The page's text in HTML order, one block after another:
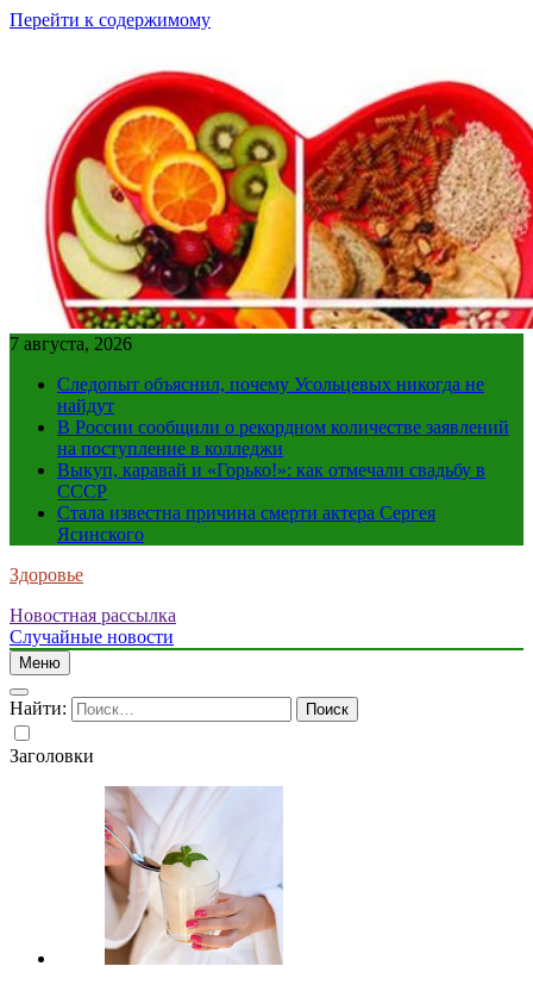
Перейти к содержимому
7 августа, 2026
Следопыт объяснил, почему Усольцевых никогда не
найдут
В России сообщили о рекордном количестве заявлений
на поступление в колледжи
Выкуп, каравай и «Горько!»: как отмечали свадьбу в
СССР
Стала известна причина смерти актера Сергея
Ясинского
Здоровье
Новостная рассылка
Случайные новости
Меню
Найти:
Заголовки